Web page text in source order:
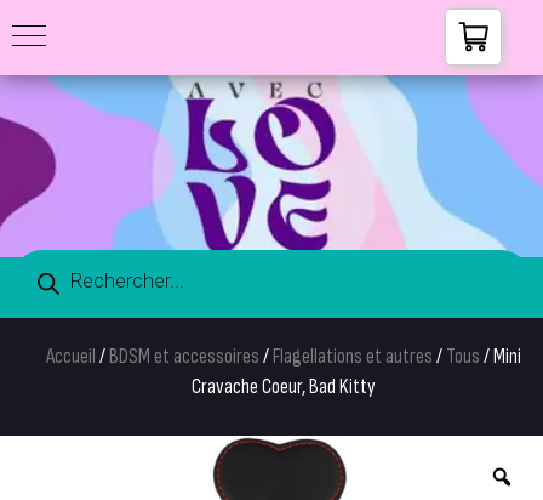
Accueil / BDSM et accessoires / Flagellations et autres / Tous / Mini
Cravache Coeur, Bad Kitty